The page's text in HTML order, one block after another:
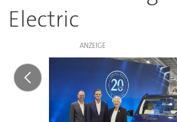
Electric
ANZEIGE